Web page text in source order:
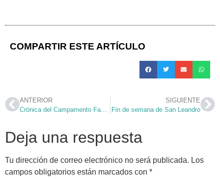
COMPARTIR ESTE ARTÍCULO
ANTERIOR
SIGUIENTE
Fin de semana de San Leandro
Deja una respuesta
Tu dirección de correo electrónico no será publicada. Los
campos obligatorios están marcados con *